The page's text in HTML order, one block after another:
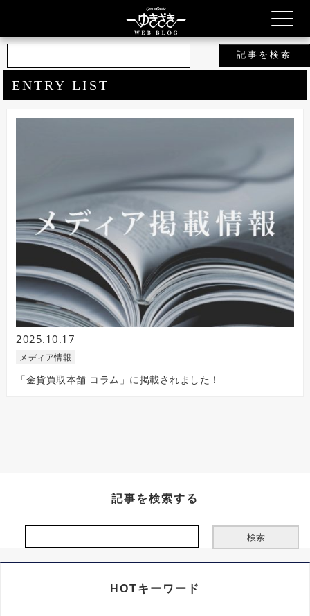
ログ 2025年10月
ENTRY LIST
2025.10.17
メディア情報
「金貨買取本舗 コラム」に掲載されました！
記事を検索する
HOTキーワード